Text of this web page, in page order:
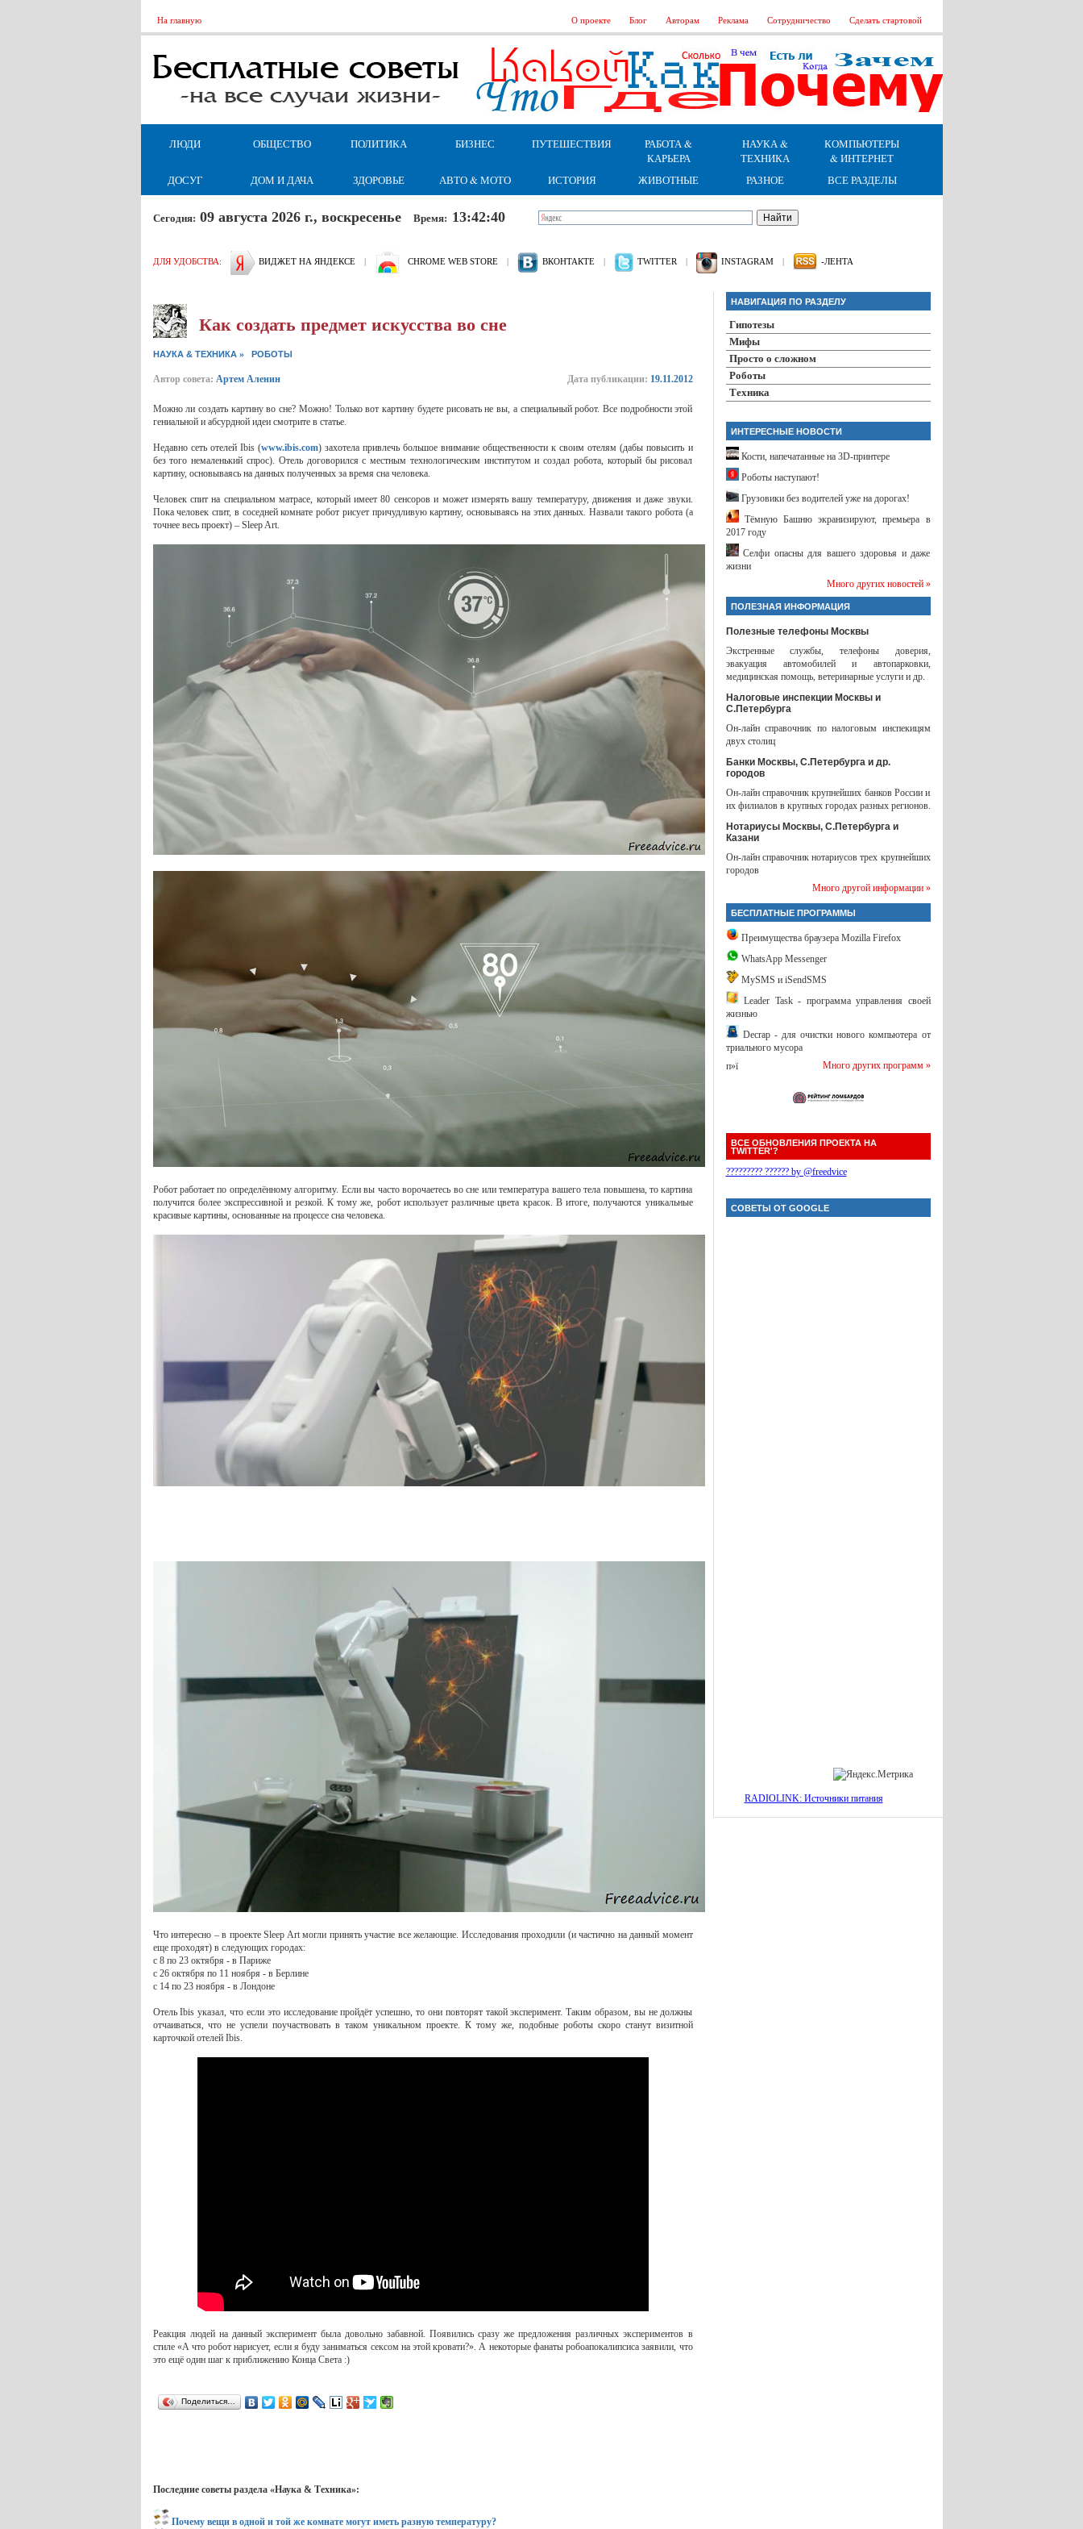
На главную О проекте Блог Авторам Реклама Сотрудничество Сделать стартовой
ЛЮДИ ОБЩЕСТВО ПОЛИТИКА БИЗНЕС ПУТЕШЕСТВИЯ
РАБОТА &
КАРЬЕРА
НАУКА &
ТЕХНИКА
КОМПЬЮТЕРЫ
& ИНТЕРНЕТ
ДОСУГ
ДОМ И ДАЧА ЗДОРОВЬЕ АВТО & МОТО ИСТОРИЯ ЖИВОТНЫЕ РАЗНОЕ ВСЕ РАЗДЕЛЫ
Сегодня: 09 августа 2026 г., воскресенье Время: 13:42:41
ДЛЯ УДОБСТВА: ВИДЖЕТ НА ЯНДЕКСЕ | CHROME WEB STORE | ВКОНТАКТЕ | TWITTER | INSTAGRAM | -ЛЕНТА
Как создать предмет искусства во сне
НАУКА & ТЕХНИКА» РОБОТЫ
Автор совета: Артем Аленин Дата публикации: 19.11.2012
Можно ли создать картину во сне? Можно! Только вот картину будете рисовать не вы, а специальный робот. Все подробности этой
гениальной и абсурдной идеи смотрите в статье.
Недавно сеть отелей Ibis (www.ibis.com) захотела привлечь большое внимание общественности к своим отелям (дабы повысить и
без того немаленький спрос). Отель договорился с местным технологическим институтом и создал робота, который бы рисовал
картину, основываясь на данных полученных за время сна человека.
Человек спит на специальном матрасе, который имеет 80 сенсоров и может измерять вашу температуру, движения и даже звуки.
Пока человек спит, в соседней комнате робот рисует причудливую картину, основываясь на этих данных. Назвали такого робота (а
точнее весь проект) – Sleep Art.
Робот работает по определённому алгоритму. Если вы часто ворочаетесь во сне или температура вашего тела повышена, то картина
получится более экспрессивной и резкой. К тому же, робот использует различные цвета красок. В итоге, получаются уникальные
красивые картины, основанные на процессе сна человека.
Что интересно – в проекте Sleep Art могли принять участие все желающие. Исследования проходили (и частично на данный момент
еще проходят) в следующих городах:
с 8 по 23 октября - в Париже
с 26 октября по 11 ноября - в Берлине
с 14 по 23 ноября - в Лондоне
Отель Ibis указал, что если это исследование пройдёт успешно, то они повторят такой эксперимент. Таким образом, вы не должны
отчаиваться, что не успели поучаствовать в таком уникальном проекте. К тому же, подобные роботы скоро станут визитной
карточкой отелей Ibis.
Реакция людей на данный эксперимент была довольно забавной. Появились сразу же предложения различных экспериментов в
стиле «А что робот нарисует, если я буду заниматься сексом на этой кровати?». А некоторые фанаты робоапокалипсиса заявили, что
это ещё один шаг к приближению Конца Света :)
Поделиться…
Последние советы раздела «Наука & Техника»:
Почему вещи в одной и той же комнате могут иметь разную температуру?
НАВИГАЦИЯ ПО РАЗДЕЛУ
Гипотезы
Мифы
Просто о сложном
Роботы
Техника
ИНТЕРЕСНЫЕ НОВОСТИ
Кости, напечатанные на 3D-принтере
Роботы наступают!
Грузовики без водителей уже на дорогах!
Тёмную Башню экранизируют, премьера в
2017 году
Селфи опасны для вашего здоровья и даже
жизни
Много других новостей »
ПОЛЕЗНАЯ ИНФОРМАЦИЯ
Полезные телефоны Москвы
Экстренные службы, телефоны доверия,
эвакуация автомобилей и автопарковки,
медицинская помощь, ветеринарные услуги и др.
Налоговые инспекции Москвы и
С.Петербурга
Он-лайн справочник по налоговым инспекицям
двух столиц
Банки Москвы, С.Петербурга и др.
городов
Он-лайн справочник крупнейших банков России и
их филиалов в крупных городах разных регионов.
Нотариусы Москвы, С.Петербурга и
Казани
Он-лайн справочник нотариусов трех крупнейших
городов
Много другой информации »
БЕСПЛАТНЫЕ ПРОГРАММЫ
Преимущества браузера Mozilla Firefox
WhatsApp Messenger
MySMS и iSendSMS
Leader Task - программа управления своей
жизнью
Decrap - для очистки нового компьютера от
триального мусора
Много других программ »
п»ї
ВСЕ ОБНОВЛЕНИЯ ПРОЕКТА НА
TWITTER'?
????????? ?????? by @freedvice
СОВЕТЫ ОТ GOOGLE
RADIOLINK: Источники питания